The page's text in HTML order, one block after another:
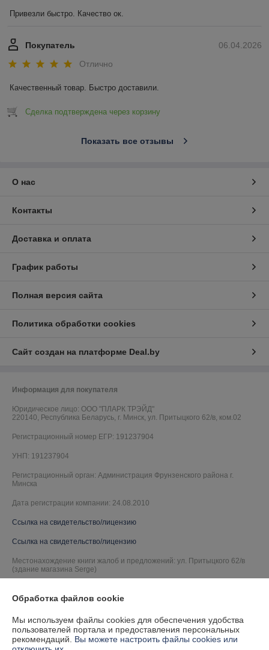
Привезли быстро. Качество ок.
06.04.2026
Покупатель
Отлично
Качественный товар. Быстро доставили.
Сделка подтверждена через корзину
Показать все отзывы
О нас
Контакты
Доставка и оплата
График работы
Полная версия сайта
Политика обработки cookies
Сайт создан на платформе Deal.by
Информация для покупателя
Юридическое лицо: ООО "ПЛАРК ТРЭЙД"
220140, Республика Беларусь, г. Минск, ул. Притыцкого 62/в, ком.02
Регистрационный номер ЕГР: 191237904
УНП: 191237904
Регистрационный орган: Администрация Фрунзенского района г.
Минска
Дата регистрации компании: 24.08.2010
Ссылка на свидетельство/лицензию
Ссылка на свидетельство/лицензию
Местонахождение книги жалоб и предложений: ул. Притыцкого 62/в
(здание магазина Serge)
Обработка файлов cookie
Мы используем файлы cookies для обеспечения удобства
пользователей портала и предоставления персональных
рекомендаций. Вы можете настроить файлы cookies или